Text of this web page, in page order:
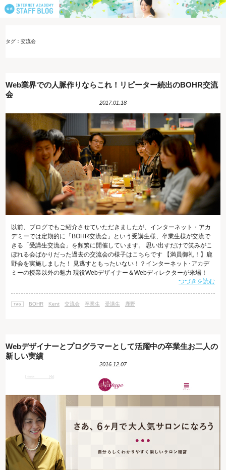
タグ：交流会
Web業界での人脈作りならこれ！リピーター続出のBOHR交流
会
2017.01.18
以前、ブログでもご紹介させていただきましたが、インターネット・アカ
デミーでは定期的に「BOHR交流会」という受講生様、卒業生様が交流で
きる「受講生交流会」を頻繁に開催しています。 思い出すだけで笑みがこ
ぼれる会ばかりだった過去の交流会の様子はこちらです 【満員御礼！】鹿
野会を実施しました！ 見逃すともったいない！？インターネット･アカデ
ミーの授業以外の魅力 現役Webデザイナー＆Webディレクターが来場！
BOHR受講生交流会レポート 今回は12/23に開催したBOHR交流会につい
切磋琢磨している仲間との交流や、卒業生でご活躍されている方をお招き
つづきを読む
BOHR Kent 交流会 卒業生 受講生 鹿野
Webデザイナーとプログラマーとして活躍中の卒業生お二人の
新しい実績
2016.12.07